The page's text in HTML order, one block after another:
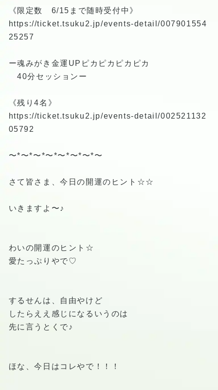
《限定数 6/15まで随時受付中》
https://ticket.tsuku2.jp/events-detail/007901554
25257
ー魂みがき金運UPピカピカピカピカ
40分セッションー
《残り4名》
https://ticket.tsuku2.jp/events-detail/002521132
05792
〜*〜*〜*〜*〜*〜*〜*〜
さて皆さま、今日の開運のヒント☆☆
いきますよ〜♪
わいの開運のヒント☆
愛たっぷりやで♡
するせんは、自由やけど
したらええ感じになるいうのは
先に言うとくで♪
ほな、今日はコレやで！！！